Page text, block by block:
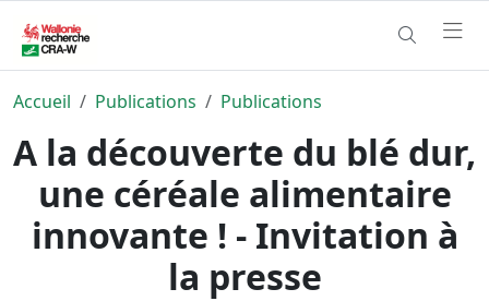
Accueil Publications Publications
A la découverte du blé dur,
une céréale alimentaire
innovante ! - Invitation à
la presse